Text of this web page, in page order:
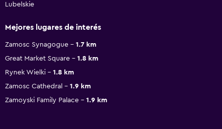
Lubelskie
Mejores lugares de interés
Zamosc Synagogue
1.7 km
Great Market Square
1.8 km
Rynek Wielki
1.8 km
Zamosc Cathedral
1.9 km
Zamoyski Family Palace
1.9 km